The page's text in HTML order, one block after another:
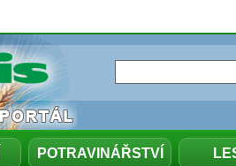
POTRAVINÁŘSTVÍ